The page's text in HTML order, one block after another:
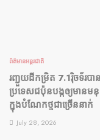
ព័ត៌មានអន្តរជាតិ
រញ្ជួយដីកម្រិត​ 7.1រ៉ិចទ័របា
ប្រទេសជប៉ុនបង្កឲ្យមានម
ក្នុងបំណែកថ្មជាច្រើននាក់
July 28, 2026